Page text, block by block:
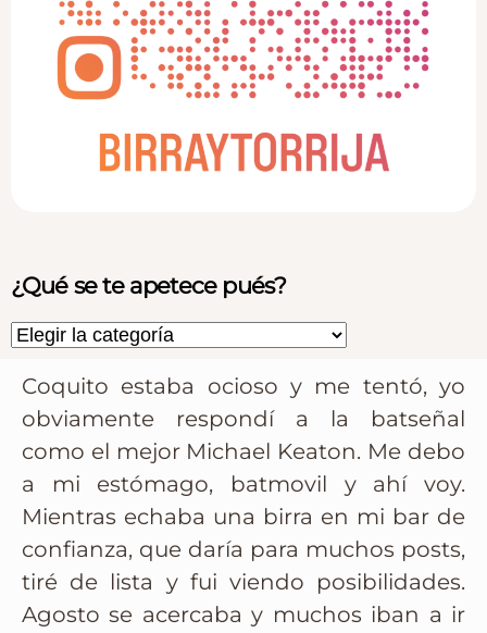
Coquito estaba ocioso y me tentó, yo
obviamente respondí a la batseñal
como el mejor Michael Keaton. Me debo
a mi estómago, batmovil y ahí voy.
Mientras echaba una birra en mi bar de
confianza, que daría para muchos posts,
tiré de lista y fui viendo posibilidades.
Agosto se acercaba y muchos iban a ir
¿Qué se te apetece pués?